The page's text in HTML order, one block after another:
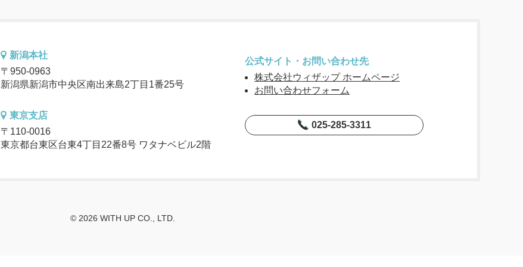
新潟本社
〒950-0963
新潟県新潟市中央区南出来島2丁目1番25号
東京支店
〒110-0016
東京都台東区台東4丁目22番8号 ワタナベビル2階
公式サイト・お問い合わせ先
株式会社ウィザップ ホームページ
お問い合わせフォーム
025-285-3311
© 2026 WITH UP CO., LTD.